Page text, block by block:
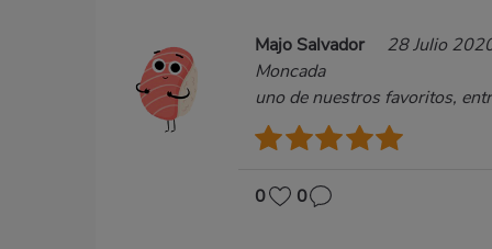
Majo Salvador
28 Julio
Moncada
uno de nuestros favoritos,
0 0